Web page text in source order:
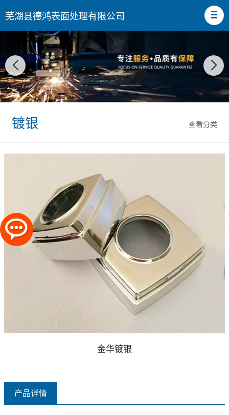
芜湖县德鸿表面处理有限公司
查看分类
镀银
金华镀银
产品详情